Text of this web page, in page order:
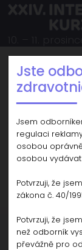
Jste
Jsem
regulaci
osobou
osobou
Potvrzuji, že
zákona č. 40/
Potvrzuji, že
než odborník
převážně pro
Akreditace
Certifikátysi
Kód pro
přihlášky, nebo
Stažení
Vzdělávací akce
16 a ohodnocena